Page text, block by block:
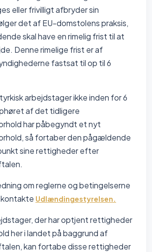
eller frivilligt afbryder sin
det af EU-domstolens praksis,
skal have en rimelig frist til at
Denne rimelige frist er af
fastsat til op til 6
arbejdstager ikke inden for 6
af det tidligere
har påbegyndt et nyt
så fortaber den pågældende
sine rettigheder efter
om reglerne og betingelserne
Udlændingestyrelsen.
der har optjent rettigheder
her i landet på baggrund af
kan fortabe disse rettigheder